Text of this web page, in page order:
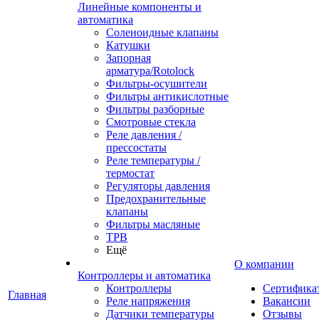
Главная
Линейные компоненты и
автоматика
Соленоидные клапаны
Катушки
Запорная
арматура/Rotolock
Фильтры-осушители
Фильтры антикислотные
Фильтры разборные
Смотровые стекла
Реле давления /
прессостаты
Реле температуры /
термостат
Регуляторы давления
Предохранительные
клапаны
Фильтры масляные
ТРВ
Ещё
Контроллеры и автоматика
Контроллеры
Реле напряжения
Датчики температуры
О компании
Вакансии
Отзывы